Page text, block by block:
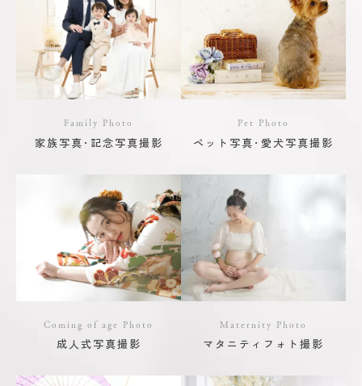
Family Photo
家族写真･記念写真撮影
Pet Photo
ペット写真･愛犬写真撮影
Coming of age Photo
成人式写真撮影
Maternity Photo
マタニティフォト撮影